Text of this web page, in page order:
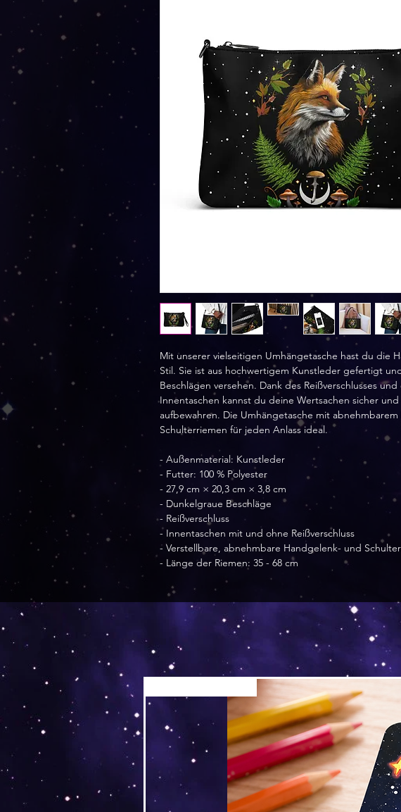
Mit unserer vielseitigen Umhängetasche hast du die
Stil. Sie ist aus hochwertigem Kunstleder gefertigt
Beschlägen versehen. Dank des Reißverschlusses
Innentaschen kannst du deine Wertsachen sicher
aufbewahren. Die Umhängetasche mit
Schulterriemen für jeden Anlass ideal.
- Außenmaterial: Kunstleder
- Futter: 100 % Polyester
- 27,9 cm × 20,3 cm × 3,8 cm
- Dunkelgraue Beschläge
- Reißverschluss
- Innentaschen mit und ohne Reißverschluss
- Verstellbare, abnehmbare Handgelenk- und
- Länge der Riemen: 35 - 68 cm